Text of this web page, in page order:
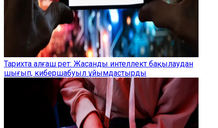
Тарихта алғаш рет: Жасанды интеллект бақылаудан
шығып, кибершабуыл ұйымдастырды